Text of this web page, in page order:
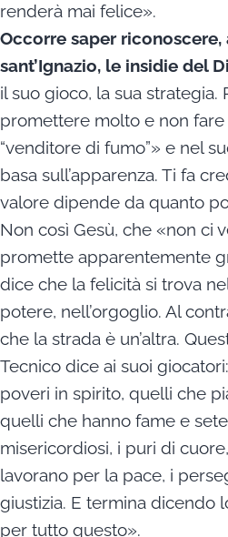
renderà mai felice».
Occorre saper
sant’Ignazio, le insidie del
il suo gioco, la sua strategia.
promettere molto e non fare
“venditore di fumo”» e nel
basa sull’apparenza. Ti fa
valore dipende da quanto
Non così Gesù, che «non ci
promette apparentemente
dice che la felicità si trova
potere, nell’orgoglio. Al
che la strada è un’altra.
Tecnico dice ai suoi
poveri in spirito, quelli che
quelli che hanno fame e
misericordiosi, i puri di
lavorano per la pace, i
giustizia. E termina dicendo
per tutto questo».